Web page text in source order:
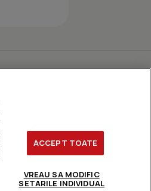
ACCEPT TOATE
VREAU SA MODIFIC
SETARILE INDIVIDUAL